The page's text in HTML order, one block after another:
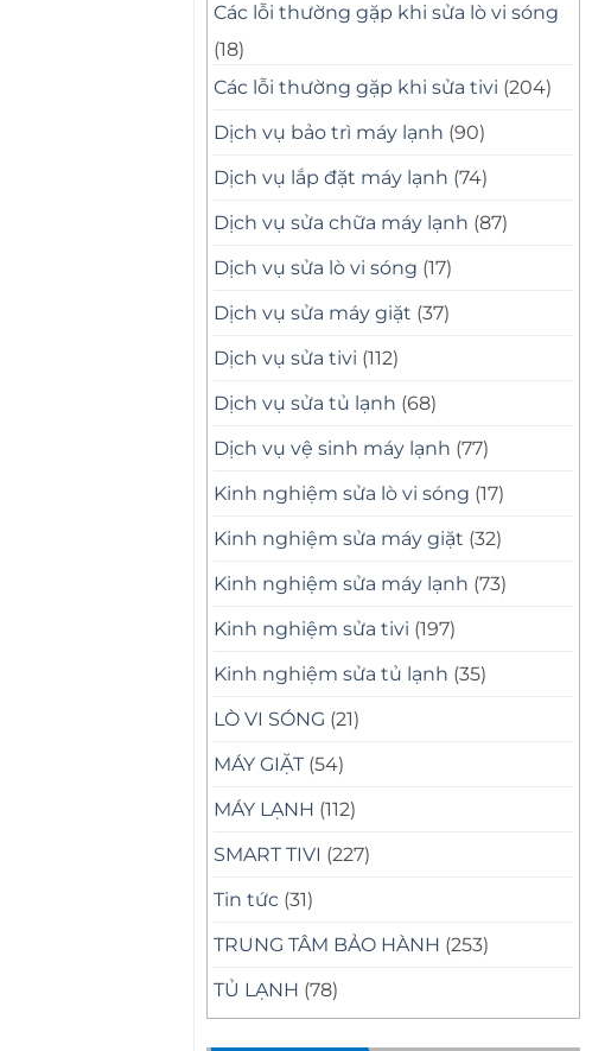
Các lỗi thường gặp khi sửa lò vi sóng
(18)
Các lỗi thường gặp khi sửa tivi (204)
Dịch vụ bảo trì máy lạnh (90)
Dịch vụ lắp đặt máy lạnh (74)
Dịch vụ sửa chữa máy lạnh (87)
Dịch vụ sửa lò vi sóng (17)
Dịch vụ sửa máy giặt (37)
Dịch vụ sửa tivi (112)
Dịch vụ sửa tủ lạnh (68)
Dịch vụ vệ sinh máy lạnh (77)
Kinh nghiệm sửa lò vi sóng (17)
Kinh nghiệm sửa máy giặt (32)
Kinh nghiệm sửa máy lạnh (73)
Kinh nghiệm sửa tivi (197)
Kinh nghiệm sửa tủ lạnh (35)
LÒ VI SÓNG (21)
MÁY GIẶT (54)
MÁY LẠNH (112)
SMART TIVI (227)
Tin tức (31)
TRUNG TÂM BẢO HÀNH (253)
TỦ LẠNH (78)